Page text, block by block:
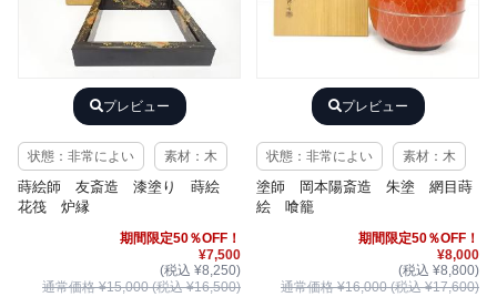
プレビュー
状態：非常によい 素材：木
蒔絵師 友斎造 漆塗り 蒔絵
花筏 炉縁
期間限定50％OFF！
¥7,500
(税込 ¥8,250)
通常価格 ¥15,000 (税込 ¥16,500)
プレビュー
状態：非常によい 素材：木
塗師 岡本陽斎造 朱塗 網目蒔
絵 喰籠
期間限定50％OFF！
¥8,000
(税込 ¥8,800)
通常価格 ¥16,000 (税込 ¥17,600)